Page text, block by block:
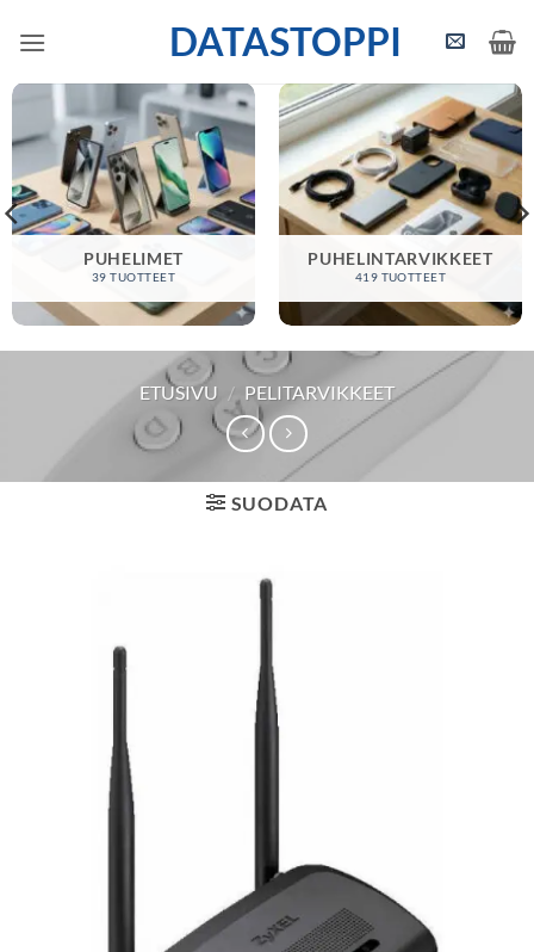
DATASTOPPI
PUHELIMET
39 TUOTTEET
PUHELINTARVIKKEET
419 TUOTTEET
ETUSIVU / PELITARVIKKEET
SUODATA